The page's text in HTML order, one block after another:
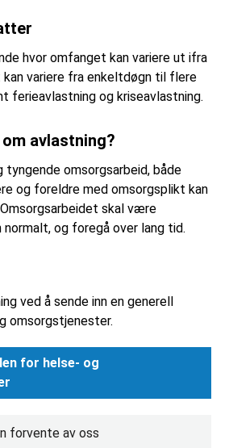
hvor omfanget kan variere ut ifra
kan variere fra enkeltdøgn til flere
ferieavlastning og kriseavlastning.
avlastning?
omsorgsarbeid, både
og foreldre med omsorgsplikt kan
skal være
og foregå over lang tid.
ved å sende inn en generell
omsorgstjenester.
for helse- og
forvente av oss